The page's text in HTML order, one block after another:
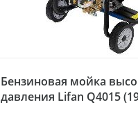
Бензиновая мойка
давления Lifan Q4015